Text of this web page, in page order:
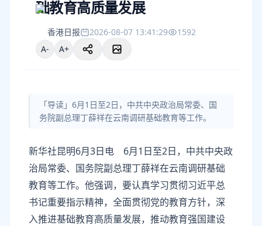
础教育高质量发展
香港日报 2026-08-07 13:41:29
1592
A-
A+
「导读」6月1日至2日，中共中央政治局常委、国
务院副总理丁薛祥在云南调研基础教育等工作。
新华社昆明6月3日电 6月1日至2日，中共中央政
治局常委、国务院副总理丁薛祥在云南调研基础
教育等工作。他强调，要认真学习贯彻习近平总
书记重要指示精神，全面贯彻党的教育方针，深
入推进基础教育高质量发展，推动教育强国建设